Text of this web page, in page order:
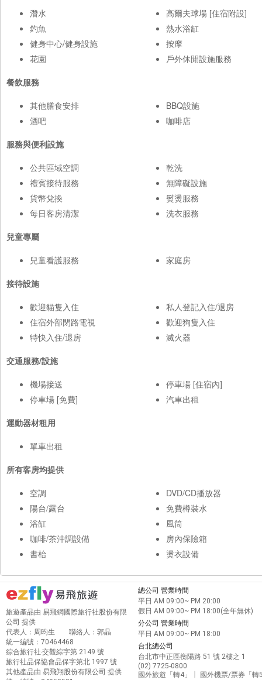
潛水
釣魚
健身中心/健身設施
花園
高爾夫球場 [住宿附設]
熱水浴缸
按摩
戶外休閒設施服務
餐飲服務
其他膳食安排
酒吧
BBQ設施
咖啡店
服務與便利設施
公共區域空調
禮賓接待服務
貨幣兌換
每日客房清潔
乾洗
無障礙設施
熨燙服務
洗衣服務
兒童專屬
兒童看護服務
家庭房
接待設施
歡迎貓隻入住
住宿外部閉路電視
特快入住/退房
私人登記入住/退房
歡迎狗隻入住
滅火器
交通服務/設施
機場接送
停車場 [免費]
停車場 [住宿內]
汽車出租
運動器材租用
單車出租
所有客房均提供
空調
陽台/露台
浴缸
咖啡/茶沖調設備
書枱
DVD/CD播放器
免費樽裝水
風筒
房內保險箱
燙衣設備